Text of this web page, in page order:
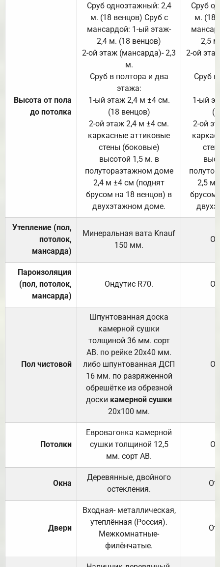
Высота от пола
до потолка
Сруб одноэтажный: 2,4
м. (18 венцов) Сруб с
мансардой: 1-ый этаж-
2,4 м. (18 венцов)
2-ой этаж (мансарда)- 2,3
м.
Сруб в полтора и два
этажа:
1-ый этаж 2,4 м ±4 см.
(18 венцов)
2-ой этаж 2,4 м ±4 см.
каркасные аттиковые
стены (боковые)
высотой 1,5 м. в
полутораэтажном доме
2,4 м ±4 см (поднят
брусом на 18 венцов) в
двухэтажном доме.
Сруб
м. (18
2,5
2-ой
Сруб
1-ый
2-ой
2,5 м
брусом
Утепление (пол,
потолок,
мансарда)
Минеральная вата Knauf
150 мм.
Пароизоляция
(пол, потолок,
мансарда)
Ондутис R70.
Пол чистовой
Шпунтованная доска
камерной сушки
толщиной 36 мм. сорт
АВ. по рейке 20х40 мм.
либо шпунтованная ДСП
16 мм. по разряженной
обрешётке из обрезной
доски камерной сушки
20х100 мм.
Потолки
Евровагонка камерной
сушки толщиной 12,5
мм. сорт АВ.
Окна
Деревянные, двойного
остекления.
Двери
Входная- металлическая,
утеплённая (Россия).
Межкомнатные-
филёнчатые.